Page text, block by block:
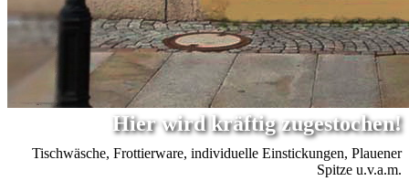
Hier wird kräftig zugestochen!
Tischwäsche, Frottierware, individuelle Einstickungen, Plauener
Spitze u.v.a.m.